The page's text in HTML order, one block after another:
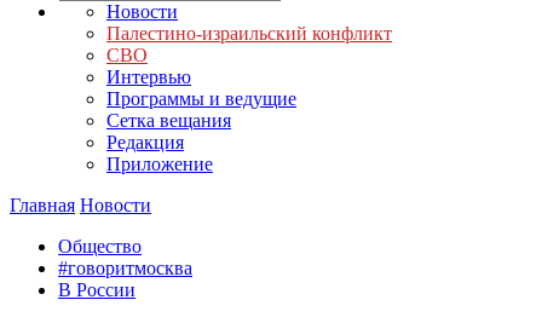
Новости
Палестино-израильский конфликт
СВО
Интервью
Программы и ведущие
Сетка вещания
Редакция
Приложение
Главная Новости
Общество
#говоритмосква
В России